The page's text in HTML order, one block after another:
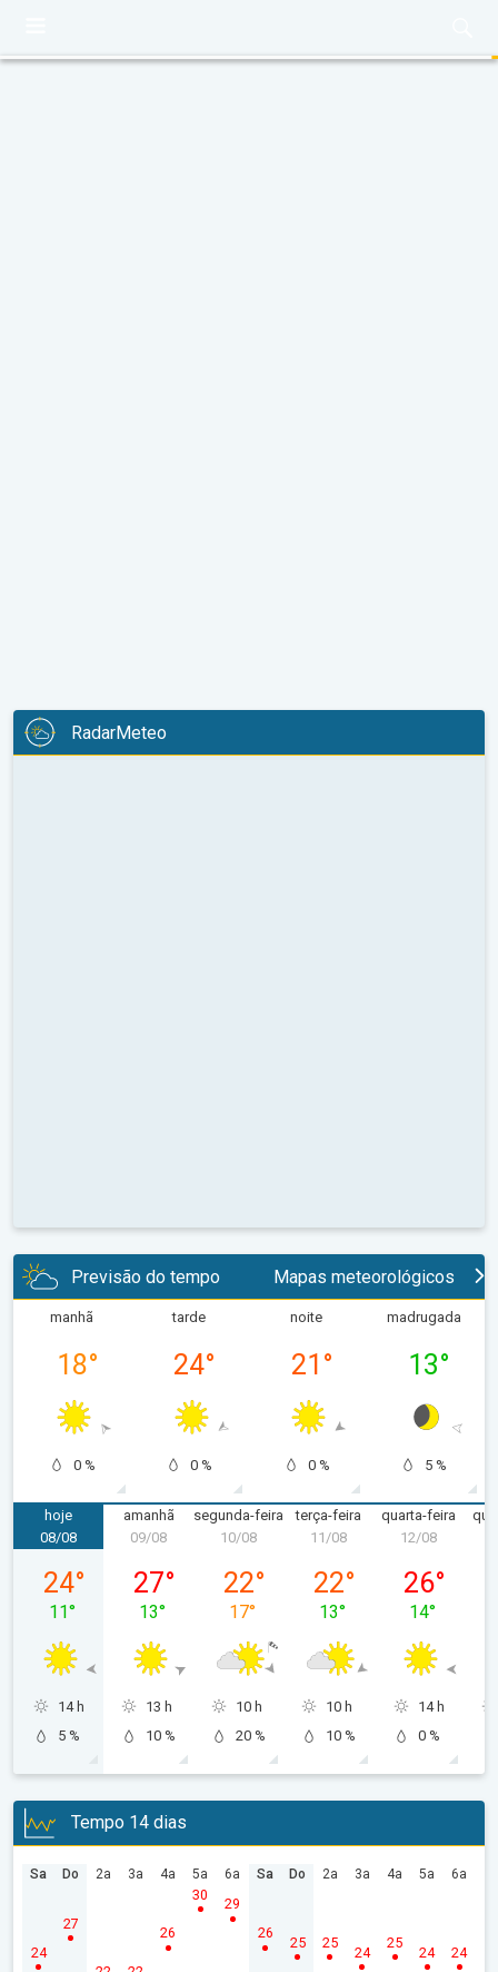
RadarMeteo
Previsão do tempo Mapas meteorológicos
manhã
18°
0 %
tarde
24°
0 %
noite
21 °
0 %
madrugada
13°
5 %
hoje
sábado, 08/08
08/08
24°
11°
14 h
5 %
amanhã
domingo, 09/08
09/08
27°
13°
13 h
10 %
segunda-feira
segunda-feira, 10/08
10/08
22°
17°
10 h
20 %
terça-feira
terça-feira, 11/08
11/08
22°
13°
10 h
10 %
quarta-feira
12/08
26°
14°
14 h
0 %
Tempo 14 dias
Sa
24
Do
27
2a 3a 4a
26
5a
30
6a
29
Sa
26
Do
25
2a
25
3a
24
4a
25
5a
24
6a
24